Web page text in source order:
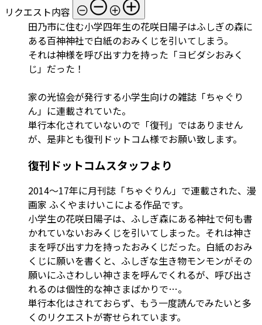
リクエスト内容
田乃市に住む小学四年生の花咲日陽子はふしぎの森に
ある百神神社で白紙のおみくじを引いてしまう。
それは神様を呼び出す力を持った「ヨビダシおみく
じ」だった！
家の光協会が発行する小学生向けの雑誌「ちゃぐり
ん」に連載されていた。
単行本化されていないので「復刊」ではありません
が、是非とも復刊ドットコム様でお願い致します。
復刊ドットコムスタッフより
2014～17年に月刊誌「ちゃぐりん」で連載された、漫
画家 ふくやまけいこによる作品です。
小学生の花咲日陽子は、ふしぎ森にある神社で何も書
かれていないおみくじを引いてしまった。それは神さ
まを呼び出す力を持ったおみくじだった。白紙のおみ
くじに願いを書くと、ふしぎな生き物モンモンがその
願いにふさわしい神さまを呼んでくれるが、呼び出さ
れるのは個性的な神さまばかりで…。
単行本化はされておらず、もう一度読んでみたいと多
くのリクエストが寄せられています。